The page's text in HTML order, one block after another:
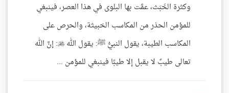
وكثرة الخَبَث، عمَّت بها البلوى في هذا العصر، فينبغي
للمؤمن الحذر من المكاسب الخبيثة، والحرص على
المكاسب الطيبة، يقول النبيُّ ﷺ: يقول الله : إنَّ الله
تعالى طيبٌ لا يقبل إلا طيبًا فينبغي للمؤمن ...